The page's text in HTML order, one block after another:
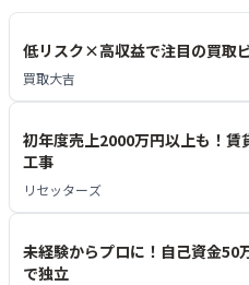
低リスク×高収益で注目の買取
買取大吉
初年度売上2000万円以上も！
工事
リセッターズ
未経験からプロに！自己資金50
で独立